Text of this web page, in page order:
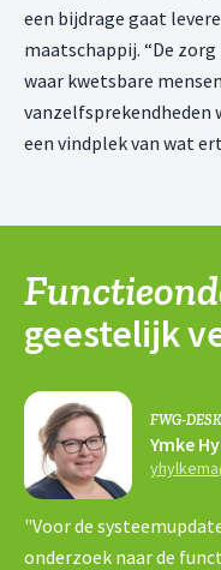
een bijdrage gaat
maatschappij. “De
waar kwetsbare
vanzelfsprekendheden
een vindplek van wat
geestelijk
FWG-
Ymke
"Voor de
onderzoek naar de